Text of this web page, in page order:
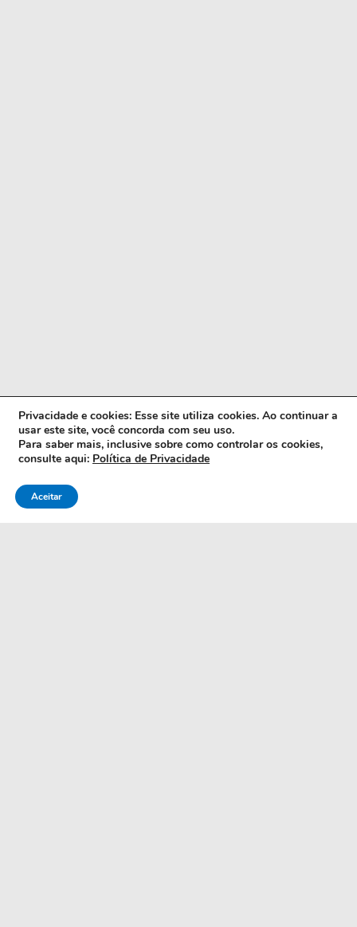
Privacidade e cookies: Esse site utiliza cookies. Ao continuar a
usar este site, você concorda com seu uso.
Para saber mais, inclusive sobre como controlar os cookies,
consulte aqui: Política de Privacidade
Aceitar